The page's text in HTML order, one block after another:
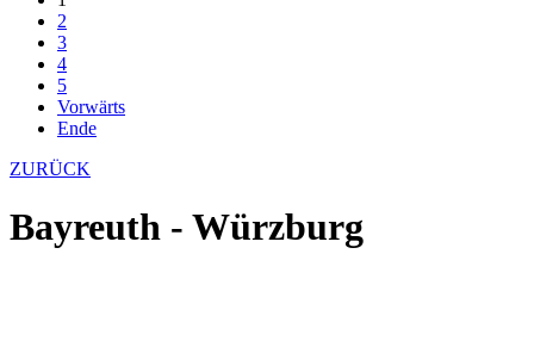
2
3
4
5
Vorwärts
Ende
ZURÜCK
Bayreuth - Würzburg